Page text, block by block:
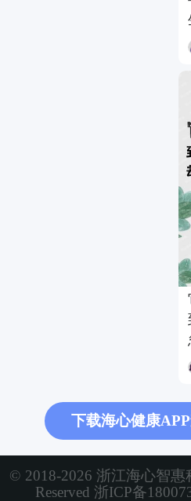
下载海心健康
© 2018-2026 浙江海心智
Reserved 浙ICP备